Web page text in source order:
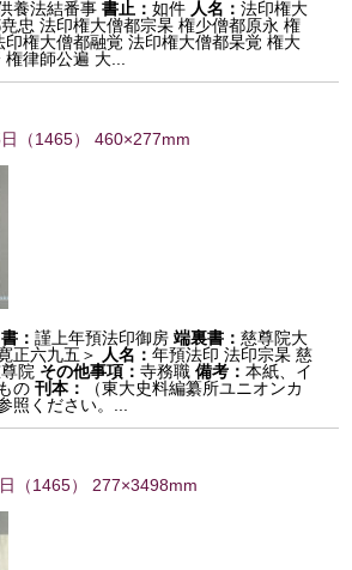
養法結番事 書止：如件 人名：法印権大
忠 法印権大僧都宗杲 権少僧都原永 権
権大僧都融覚 法印権大僧都杲覚 権大
律師公遍 大...
（1465） 460×277mm
：謹上年預法印御房 端裏書：慈尊院大
正六九五＞
人名：年預法印 法印宗杲 慈
院 その他事項：寺務職 備考：本紙、イ
の 刊本：
（東大史料編纂所ユニオンカ
照ください。...
（1465） 277×3498mm